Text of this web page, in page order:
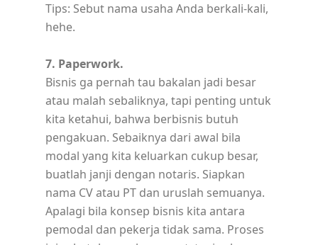
Tips: Sebut nama usaha Anda berkali-kali,
hehe.
7. Paperwork.
Bisnis ga pernah tau bakalan jadi besar
atau malah sebaliknya, tapi penting untuk
kita ketahui, bahwa berbisnis butuh
pengakuan. Sebaiknya dari awal bila
modal yang kita keluarkan cukup besar,
buatlah janji dengan notaris. Siapkan
nama CV atau PT dan uruslah semuanya.
Apalagi bila konsep bisnis kita antara
pemodal dan pekerja tidak sama. Proses